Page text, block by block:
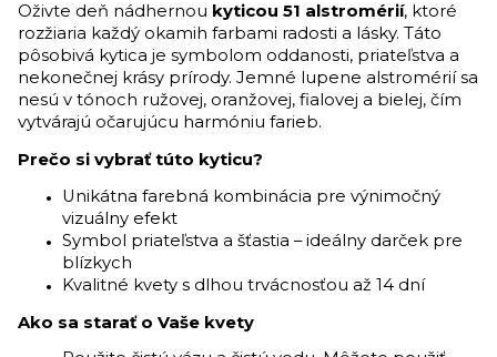
Oživte deň nádhernou kyticou 51 alstromérií, ktoré
rozžiaria každý okamih farbami radosti a lásky. Táto
pôsobivá kytica je symbolom oddanosti, priateľstva a
nekonečnej krásy prírody. Jemné lupene alstromérií sa
nesú v tónoch ružovej, oranžovej, fialovej a bielej, čím
vytvárajú očarujúcu harmóniu farieb.
Prečo si vybrať túto kyticu?
Unikátna farebná kombinácia pre výnimočný
vizuálny efekt
Symbol priateľstva a šťastia – ideálny darček pre
blízkych
Kvalitné kvety s dlhou trvácnosťou až 14 dní
Ako sa starať o Vaše kvety